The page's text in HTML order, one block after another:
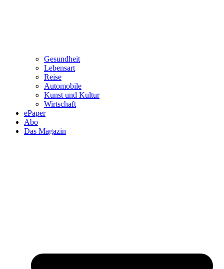
Gesundheit
Lebensart
Reise
Automobile
Kunst und Kultur
Wirtschaft
ePaper
Abo
Das Magazin